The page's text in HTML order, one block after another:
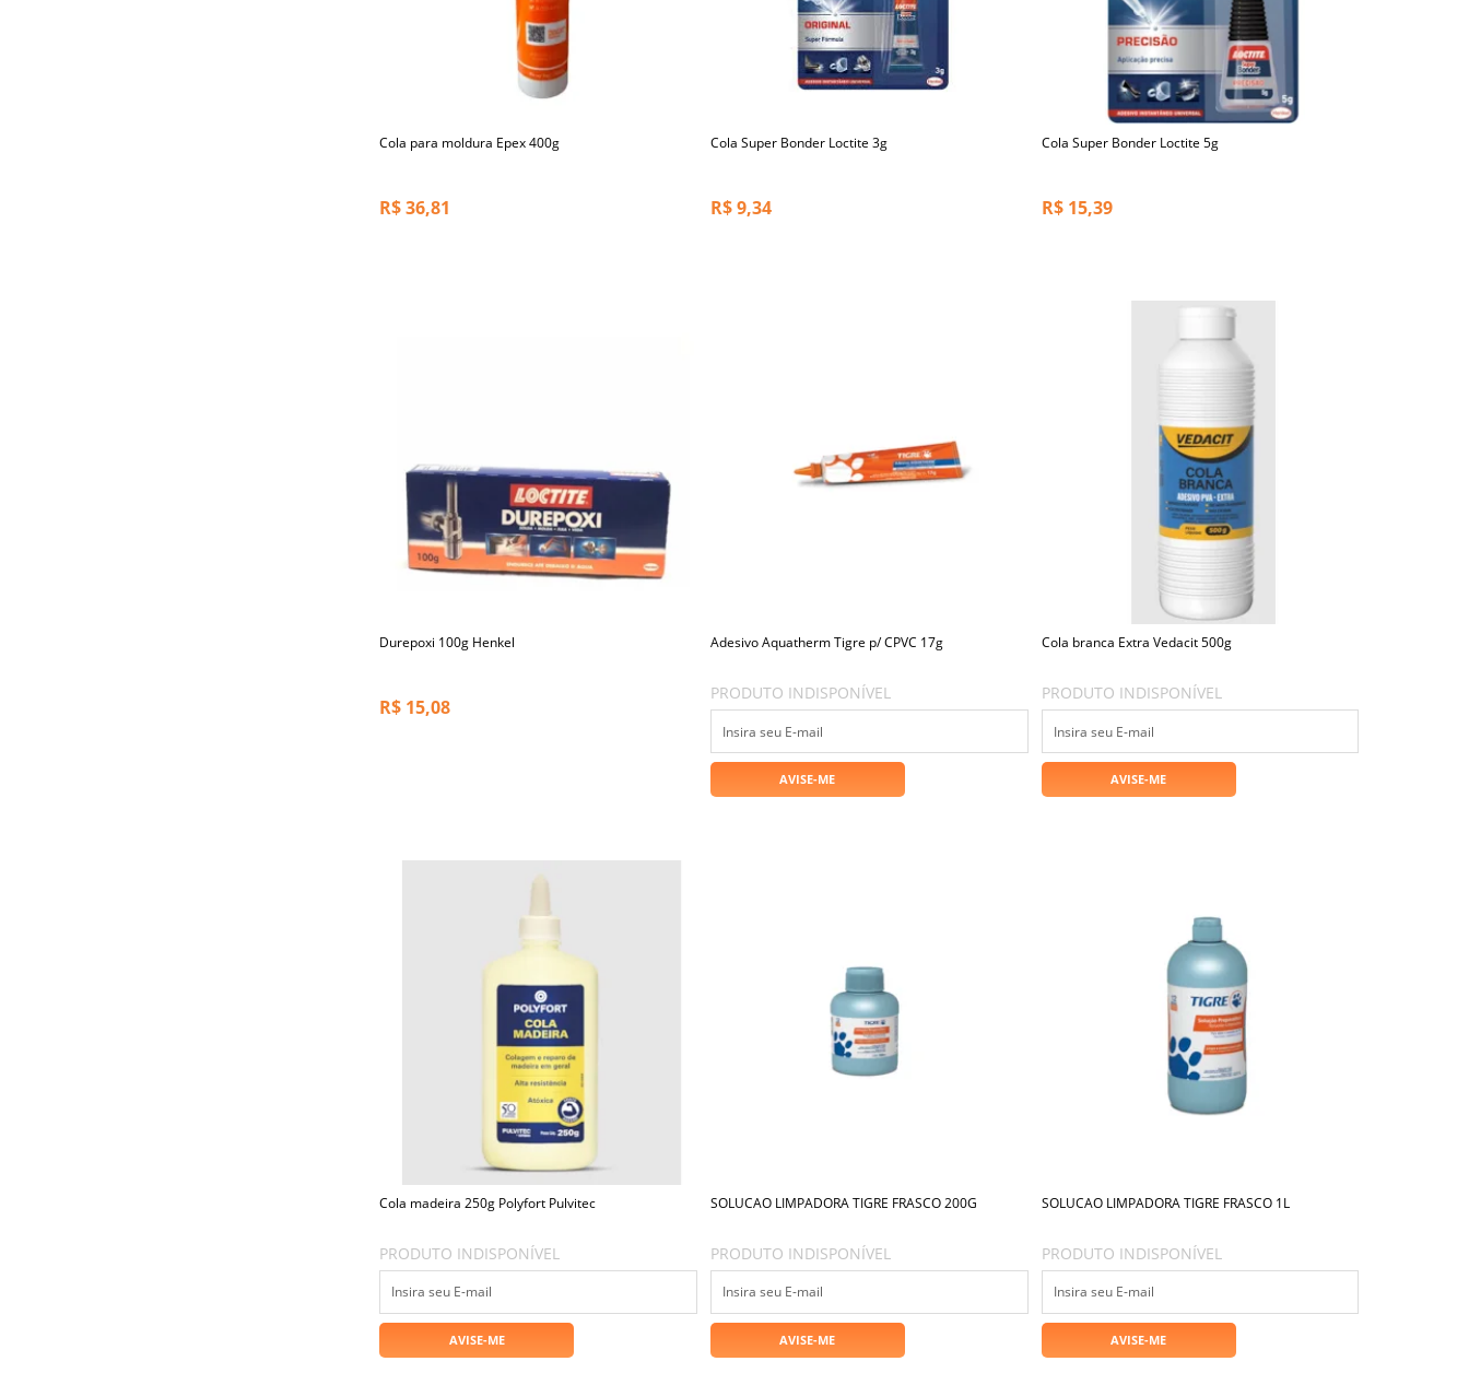
Cola para moldura Epex 400g
R$36,81
Cola Super Bonder Loctite 3g
R$9,34
Cola Super Bonder Loctite 5g
R$ 15,39
Durepoxi 100g Henkel
R$ 15,08
Adesivo Aquatherm Tigre p/ CPVC 17g
PRODUTO INDISPONÍVEL
Cola branca Extra Vedacit 500g
PRODUTO INDISPONÍVEL
Cola madeira 250g Polyfort Pulvitec
PRODUTO INDISPONÍVEL
SOLUCAO LIMPADORA TIGRE FRASCO 200G
PRODUTO INDISPONÍVEL
SOLUCAO LIMPADORA TIGRE FRASCO 1L
PRODUTO INDISPONÍVEL